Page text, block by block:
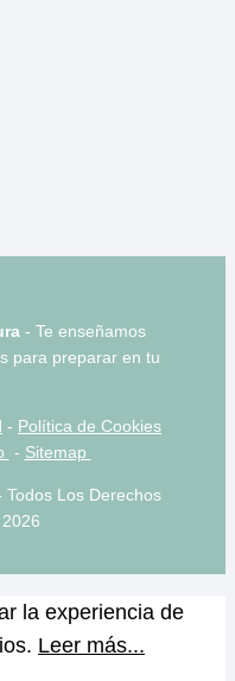
- Te enseñamos
para preparar en tu
- Política de Cookies
- Sitemap
Los Derechos
la experiencia de
Leer más...